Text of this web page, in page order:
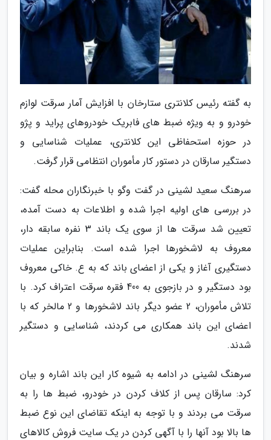
به گفته رئیس کلانتری ستارخان با افزایش آمار سرقت لوازم
خودرو و به ویژه ضبط های فابریک خودروهای پراید و پژو
در حوزه استحفاظی این کلانتری، عملیات شناسایی و
دستگیر سارقان در دستور کار مأموران انتظامی قرار گرفت.
سرهنگ سعید لشینی در گفت وگو با خبرنگاران محله گفت:
در بررسی های اولیه اجرا شده و اطلاعات به دست آمده،
تعیین شد سرقت ها از سوی یک باند 3 نفره سابقه دار،
معروف به لاشخورها اجرا شده است. بنابراین عملیات
دستگیری آغاز و یکی از اعضای باند که به ع. خاکی معروف
بود دستگیر و در بازجوی به 400 فقره سرقت اعتراف کرد. با
تلاش مأموران، 2 عضو دیگر باند لاشخورها و 2 مالخر که با
اعضای این باند همکاری می کردند، شناسایی و دستگیر
شدند.
سرهنگ لشینی در ادامه به شیوه کار این باند اشاره و بیان
کرد: سارقان پس از کلاف کردن در خودرو، ضبط ها را به
سرقت می بردند و با توجه به اینکه تقاضای این نوع ضبط
ها بالا بود آنها را با آگهی کردن در یک سایت فروش کالاهای